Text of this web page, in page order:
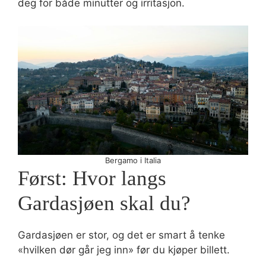
deg for både minutter og irritasjon.
Bergamo i Italia
Først: Hvor langs
Gardasjøen skal du?
Gardasjøen er stor, og det er smart å tenke
«hvilken dør går jeg inn» før du kjøper billett.